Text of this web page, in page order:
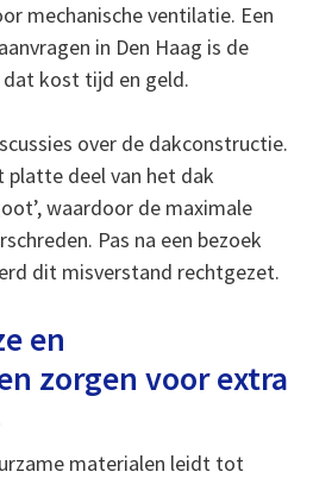
mechanische ventilatie. Een
in Den Haag is de
kost tijd en geld.
over de dakconstructie.
platte deel van het dak
waardoor de maximale
Pas na een bezoek
dit misverstand rechtgezet.
en
zorgen voor extra
materialen leidt tot